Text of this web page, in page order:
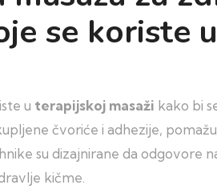
se koriste
u terapijskoj masaži kako bi
čvoriće i adhezije,
su dizajnirane da odgovore
kičme.